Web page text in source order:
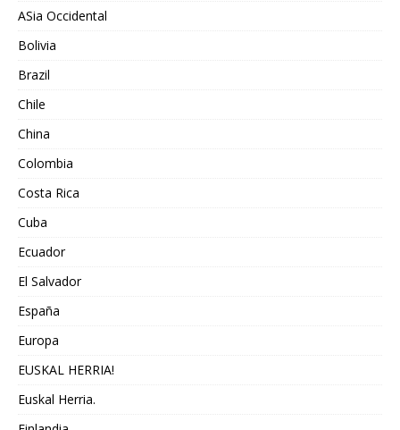
ASia Occidental
Bolivia
Brazil
Chile
China
Colombia
Costa Rica
Cuba
Ecuador
El Salvador
España
Europa
EUSKAL HERRIA!
Euskal Herria.